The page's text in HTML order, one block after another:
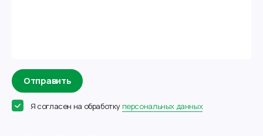
Я согласен на обработку персональных данных
Отправить